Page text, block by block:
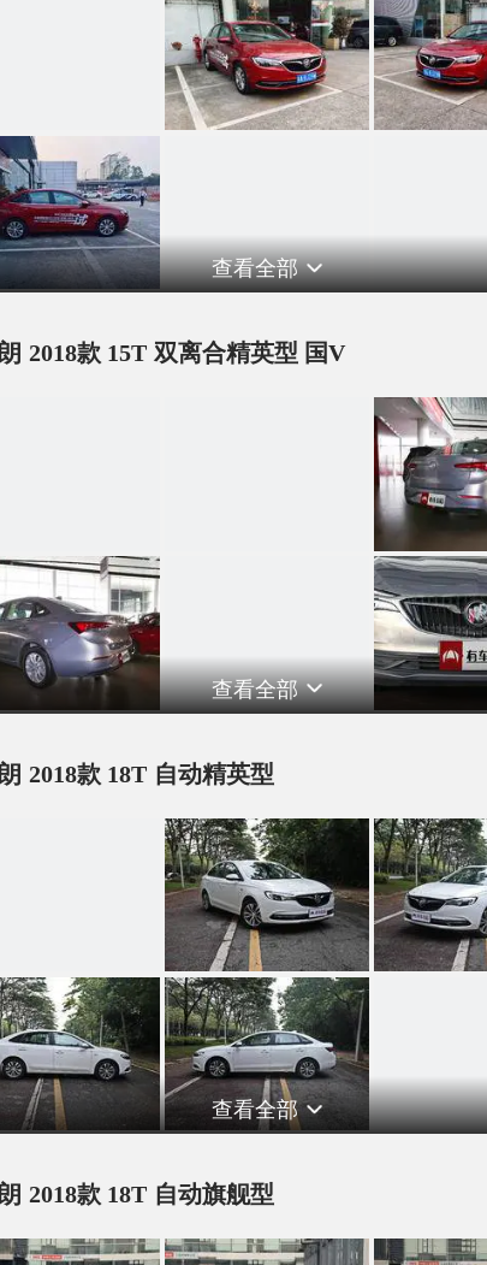
查看全部
2018款 15T 双离合精英型 国V
查看全部
2018款 18T 自动精英型
查看全部
2018款 18T 自动旗舰型